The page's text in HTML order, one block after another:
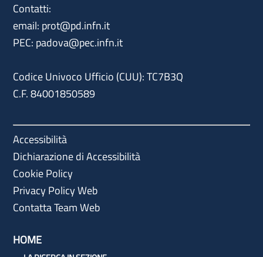
Contatti:
email: prot@pd.infn.it
PEC: padova@pec.infn.it
Codice Univoco Ufficio (CUU): TC7B3Q
C.F. 84001850589
Accessibilità
Dichiarazione di Accessibilità
Cookie Policy
Privacy Policy Web
Contatta Team Web
HOME